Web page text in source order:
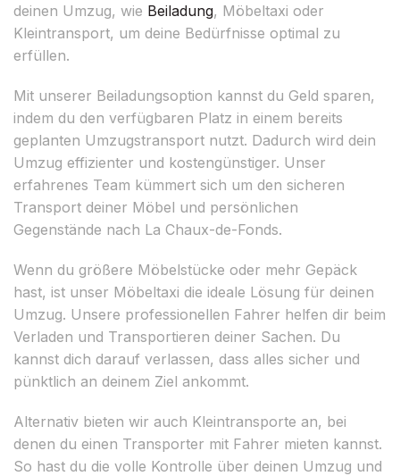
deinen Umzug, wie Beiladung, Möbeltaxi oder
Kleintransport, um deine Bedürfnisse optimal zu
erfüllen.
Mit unserer Beiladungsoption kannst du Geld sparen,
indem du den verfügbaren Platz in einem bereits
geplanten Umzugstransport nutzt. Dadurch wird dein
Umzug effizienter und kostengünstiger. Unser
erfahrenes Team kümmert sich um den sicheren
Transport deiner Möbel und persönlichen
Gegenstände nach La Chaux-de-Fonds.
Wenn du größere Möbelstücke oder mehr Gepäck
hast, ist unser Möbeltaxi die ideale Lösung für deinen
Umzug. Unsere professionellen Fahrer helfen dir beim
Verladen und Transportieren deiner Sachen. Du
kannst dich darauf verlassen, dass alles sicher und
pünktlich an deinem Ziel ankommt.
Alternativ bieten wir auch Kleintransporte an, bei
denen du einen Transporter mit Fahrer mieten kannst.
So hast du die volle Kontrolle über deinen Umzug und